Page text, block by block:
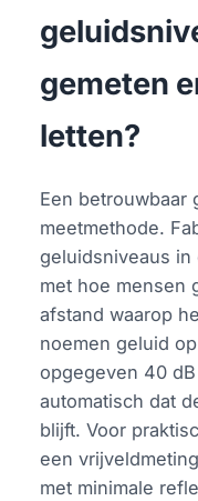
gemeten
letten?
Een betrouwbaar
meetmethode.
geluidsniveaus
met hoe mensen
afstand waarop
noemen geluid
opgegeven 40
automatisch dat
blijft. Voor
een
met minimale